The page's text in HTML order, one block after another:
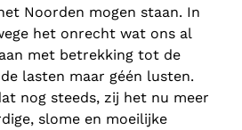
Noorden mogen staan. In
het onrecht wat ons al
met betrekking tot de
lasten maar géén lusten.
nog steeds, zij het nu meer
slome en moeilijke